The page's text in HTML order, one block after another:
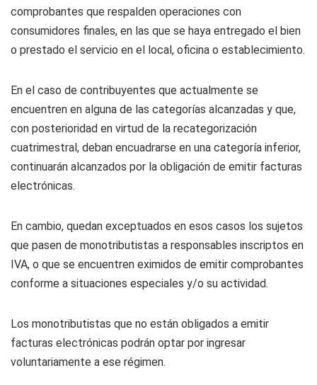
comprobantes que respalden operaciones con
consumidores finales, en las que se haya entregado el bien
o prestado el servicio en el local, oficina o establecimiento.
En el caso de contribuyentes que actualmente se
encuentren en alguna de las categorías alcanzadas y que,
con posterioridad en virtud de la recategorización
cuatrimestral, deban encuadrarse en una categoría inferior,
continuarán alcanzados por la obligación de emitir facturas
electrónicas.
En cambio, quedan exceptuados en esos casos los sujetos
que pasen de monotributistas a responsables inscriptos en
IVA, o que se encuentren eximidos de emitir comprobantes
conforme a situaciones especiales y/o su actividad.
Los monotributistas que no están obligados a emitir
facturas electrónicas podrán optar por ingresar
voluntariamente a ese régimen.